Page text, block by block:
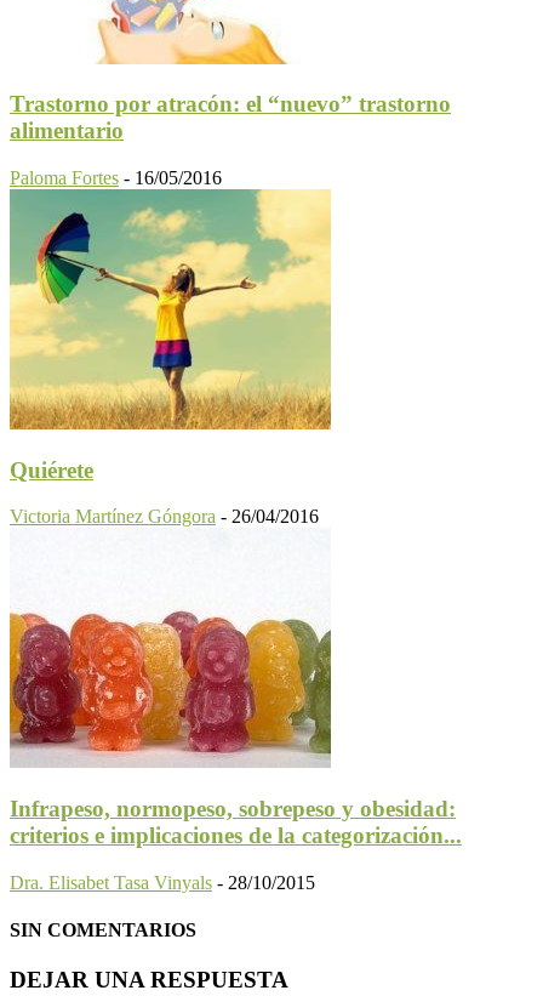
Trastorno por atracón: el “nuevo” trastorno
alimentario
Paloma Fortes - 16/05/2016
Quiérete
Victoria Martínez Góngora - 26/04/2016
Infrapeso, normopeso, sobrepeso y obesidad:
criterios e implicaciones de la categorización...
Dra. Elisabet Tasa Vinyals - 28/10/2015
SIN COMENTARIOS
DEJAR UNA RESPUESTA